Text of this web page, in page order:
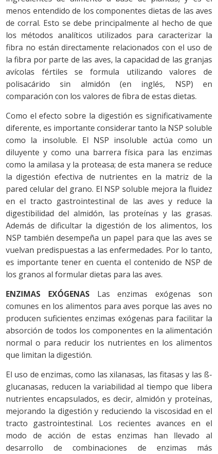
menos entendido de los componentes dietas de las aves
de corral. Esto se debe principalmente al hecho de que
los métodos analíticos utilizados para caracterizar la
fibra no están directamente relacionados con el uso de
la fibra por parte de las aves, la capacidad de las granjas
avícolas fértiles se formula utilizando valores de
polisacárido sin almidón (en inglés, NSP) en
comparación con los valores de fibra de estas dietas.
Como el efecto sobre la digestión es significativamente
diferente, es importante considerar tanto la NSP soluble
como la insoluble. El NSP insoluble actúa como un
diluyente y como una barrera física para las enzimas
como la amilasa y la proteasa; de esta manera se reduce
la digestión efectiva de nutrientes en la matriz de la
pared celular del grano. El NSP soluble mejora la fluidez
en el tracto gastrointestinal de las aves y reduce la
digestibilidad del almidón, las proteínas y las grasas.
Además de dificultar la digestión de los alimentos, los
NSP también desempeña un papel para que las aves se
vuelvan predispuestas a las enfermedades. Por lo tanto,
es importante tener en cuenta el contenido de NSP de
los granos al formular dietas para las aves.
ENZIMAS EXÓGENASLas enzimas exógenas son
comunes en los alimentos para aves porque las aves no
producen suficientes enzimas exógenas para facilitar la
absorción de todos los componentes en la alimentación
normal o para reducir los nutrientes en los alimentos
que limitan la digestión.
El uso de enzimas, como las xilanasas, las fitasas y las ß-
glucanasas, reducen la variabilidad al tiempo que libera
nutrientes encapsulados, es decir, almidón y proteínas,
mejorando la digestión y reduciendo la viscosidad en el
tracto gastrointestinal. Los recientes avances en el
modo de acción de estas enzimas han llevado al
desarrollo de combinaciones de enzimas más